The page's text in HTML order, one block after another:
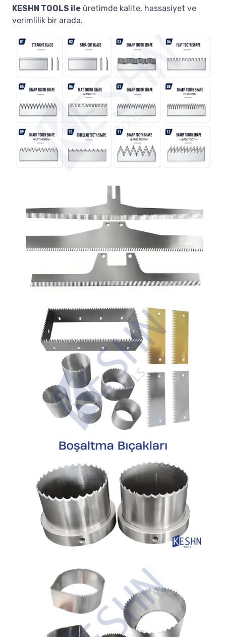
KESHN TOOLS ile üretimde kalite, hassasiyet ve
verimlilik bir arada.